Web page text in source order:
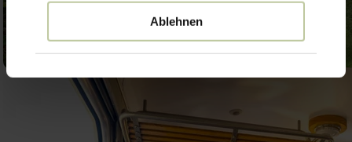
Ablehnen